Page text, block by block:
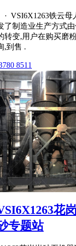
· VSI6X1263铁云
了制造业生产方式
转变,用户在购买磨
,到售 .
8511
花
专题站